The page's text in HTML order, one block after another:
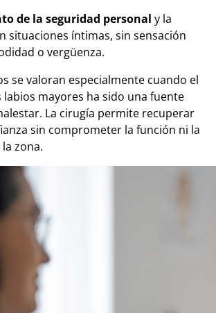
de la seguridad personal y la
situaciones íntimas, sin sensación
o vergüenza.
se valoran especialmente cuando el
mayores ha sido una fuente
La cirugía permite recuperar
sin comprometer la función ni la
zona.